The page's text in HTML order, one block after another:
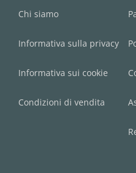
Chi siamo
Informativa sulla privacy
Informativa sui cookie
Condizioni di vendita